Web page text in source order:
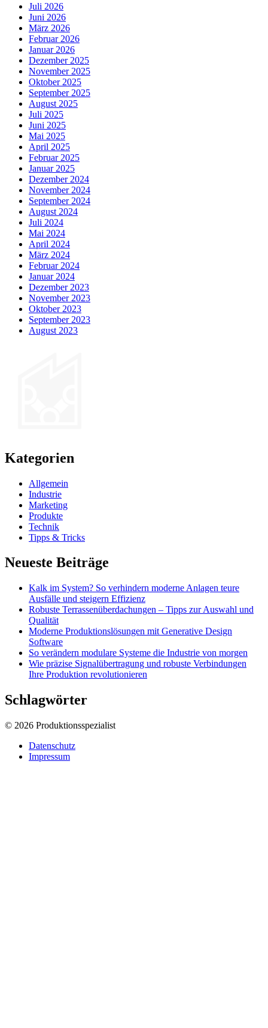
Juli 2026
Juni 2026
März 2026
Februar 2026
Januar 2026
Dezember 2025
November 2025
Oktober 2025
September 2025
August 2025
Juli 2025
Juni 2025
Mai 2025
April 2025
Februar 2025
Januar 2025
Dezember 2024
November 2024
September 2024
August 2024
Juli 2024
Mai 2024
April 2024
März 2024
Februar 2024
Januar 2024
Dezember 2023
November 2023
Oktober 2023
September 2023
August 2023
Kategorien
Allgemein
Industrie
Marketing
Produkte
Technik
Tipps & Tricks
Neueste Beiträge
Kalk im System? So verhindern moderne Anlagen teure
Ausfälle und steigern Effizienz
Robuste Terrassenüberdachungen – Tipps zur Auswahl und
Qualität
Moderne Produktionslösungen mit Generative Design
Software
So verändern modulare Systeme die Industrie von morgen
Wie präzise Signalübertragung und robuste Verbindungen
Ihre Produktion revolutionieren
Schlagwörter
© 2026 Produktionsspezialist
Datenschutz
Impressum